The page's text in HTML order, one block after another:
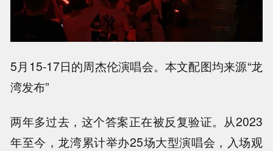
5月15-17日的周杰伦演唱会。本文配图均来源“龙
湾发布”
两年多过去，这个答案正在被反复验证。从2023
年至今，龙湾累计举办25场大型演唱会，入场观